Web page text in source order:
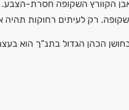
הקוורץ השקופה חסרת-הצבע.
רק לעיתים רחוקות תהיה
הכהן הגדול בתנ”ך הוא